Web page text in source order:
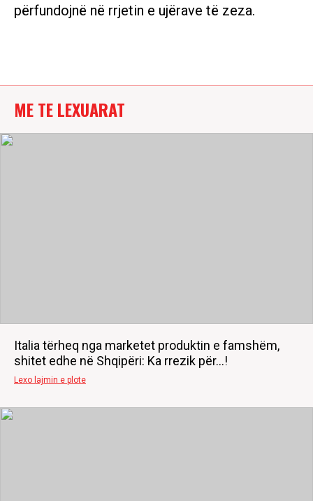
përfundojnë në rrjetin e ujërave të zeza.
ME TE LEXUARAT
Italia tërheq nga marketet produktin e famshëm,
shitet edhe në Shqipëri: Ka rrezik për...!
Lexo lajmin e plote